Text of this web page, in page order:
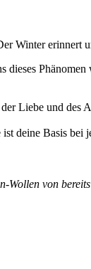
Winter erinnert
Liebe und
deine Basis
Wollen von